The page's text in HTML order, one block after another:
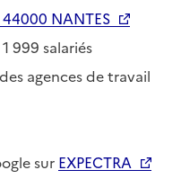
44000 NANTES
999 salariés
agences de travail
sur EXPECTRA